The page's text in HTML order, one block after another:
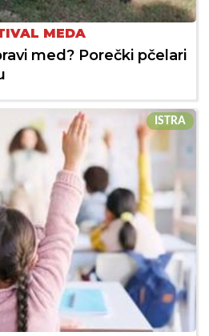
MEDA
med? Porečki pčelari
ISTRA